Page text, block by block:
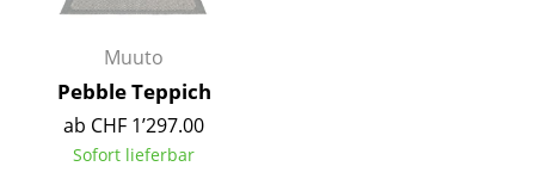
Schreibtische
Sekretäre & PC-Tische
Konferenztische
Stehtische & Stehpulte
Muuto
Pebble Teppich
ab CHF 1’297.00
Sofort lieferbar